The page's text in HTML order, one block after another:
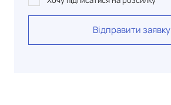
Відправити заявку